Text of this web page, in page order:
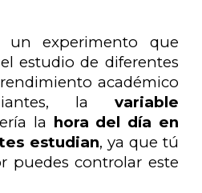
un experimento que
estudio de diferentes
académico
la variable
la hora del día en
estudian, ya que tú
puedes controlar este